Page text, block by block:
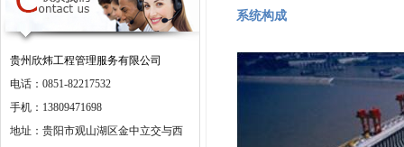
贵州欣炜工程管理服务有限公司
电话：0851-82217532
手机：13809471698
地址：贵阳市观山湖区金中立交与西
系统构成